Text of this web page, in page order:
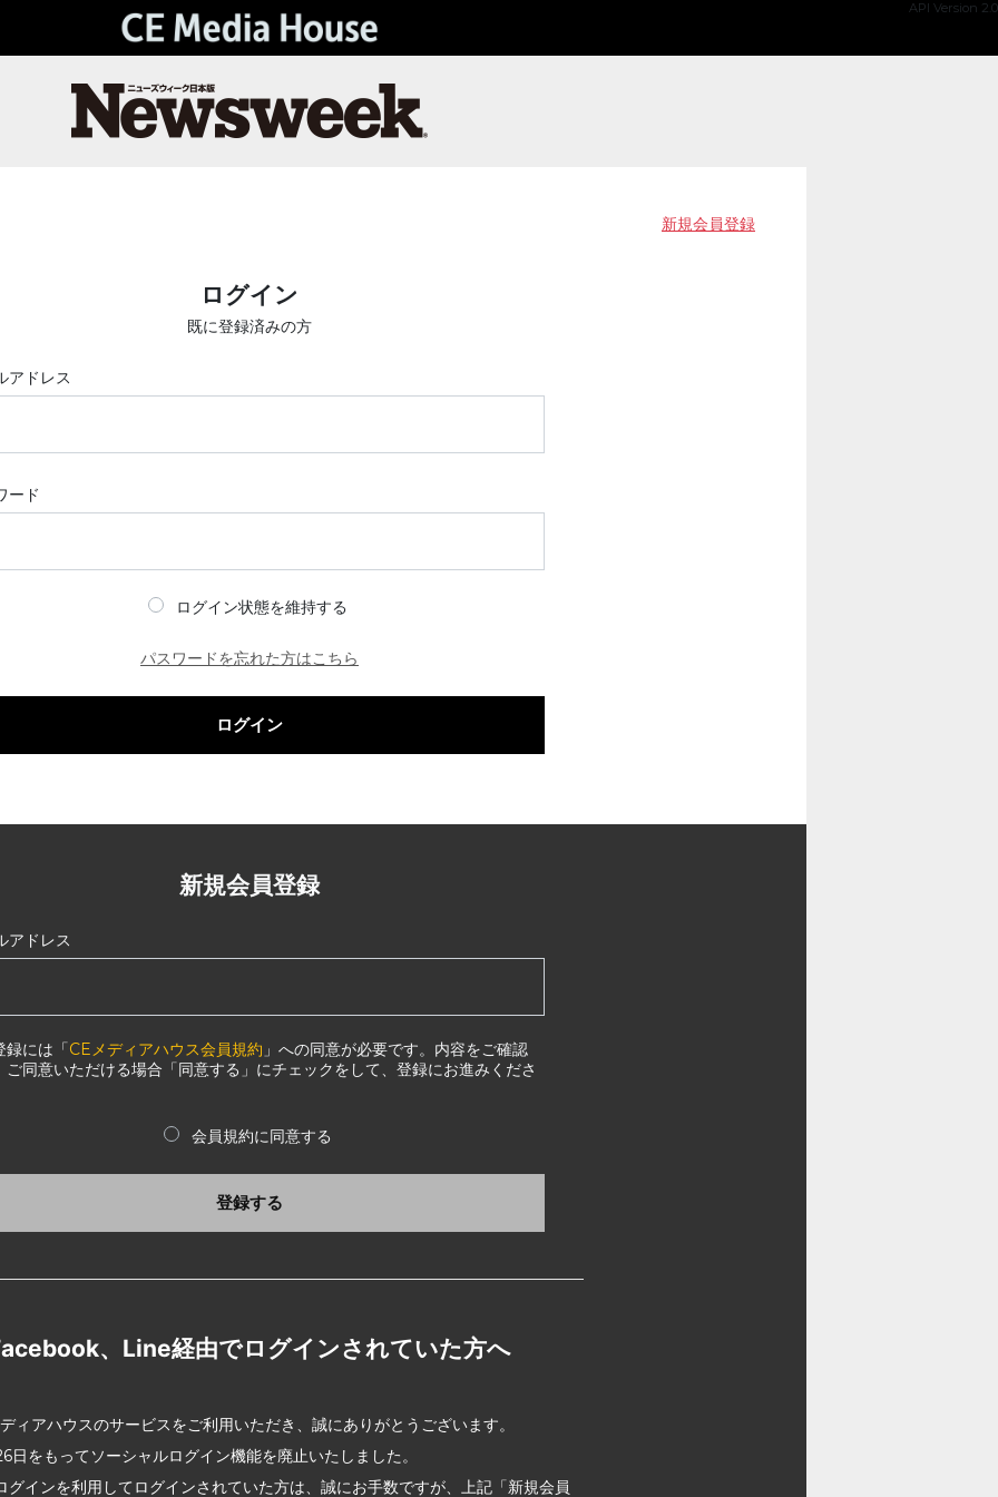
API Version 2.0
新規会員登録
ログイン
既に登録済みの方
アドレス
ード
ログイン状態を維持する
パスワードを忘れた方はこちら
ログイン
新規会員登録
アドレス
録には「CEメディアハウス会員規約 」への同意が必要です。内容をご確認
ご同意いただける場合「同意する」にチェックをして、登録にお進みくださ
会員規約に同意する
登録する
、Line経由でログインされていた方へ
ィアハウスのサービスをご利用いただき、誠にありがとうございます。
日をもってソーシャルログイン機能を廃止いたしました。
グインを利用してログインされていた方は、誠にお手数ですが、上記「新規会員